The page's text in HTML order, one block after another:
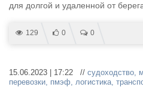
для долгой и удаленной от
129 0 0
15.06.2023 | 17:22 // судоходство,
перевозки, пмэф, логистика,